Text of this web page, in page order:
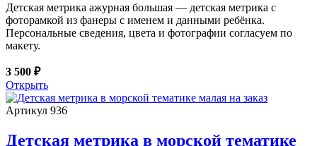
Детская метрика ажурная большая — детская метрика с
фоторамкой из фанеры с именем и данными ребёнка.
Персональные сведения, цвета и фотографии согласуем по
макету.
3 500 ₽
Открыть
Артикул 936
Детская метрика в морской тематике